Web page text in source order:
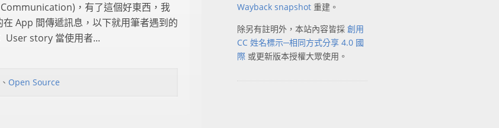
，有了這個好東西，我
App 間傳遞訊息，以下就用筆者遇到的
User story 當使用者...
、 Open Source
Wayback snapshot 重建。
除另有註明外，本站內容皆採 創用
CC 姓名標示─相同方式分享 4.0 國
際 或更新版本授權大眾使用。